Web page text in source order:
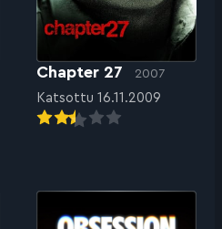
Chapter 27 2007
Katsottu 16.11.2009